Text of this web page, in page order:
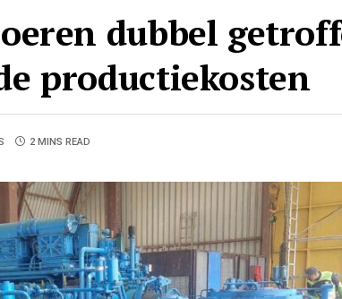
dubbel
productiekosten
2 MINS READ